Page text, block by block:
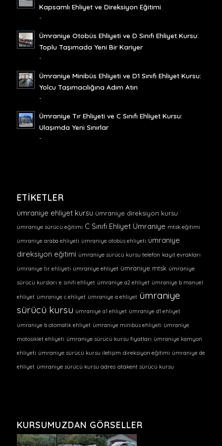
Kapsamlı Ehliyet ve Direksiyon Eğitimi
-
Ümraniye Otobüs Ehliyeti ve D Sınıfı Ehliyet Kursu:
Toplu Taşımada Yeni Bir Kariyer
-
Ümraniye Minibüs Ehliyeti ve D1 Sınıfı Ehliyet Kursu:
Yolcu Taşımacılığına Adım Atın
-
Ümraniye Tır Ehliyeti ve C Sınıfı Ehliyet Kursu:
Ulaşımda Yeni Sınırlar
-
ETIKETLER
ümraniye ehliyet kursu ümraniye direksiyon kursu
ümraniye sürücü eğitimi C Sınıfı Ehliyet Ümraniye mtsk eğitimi
ümraniye araba ehliyeti ümraniye otobüs ehliyeti ümraniye
direksiyon eğitimi ümraniye sürücü kursu telefon kayıt evrakları
ümraniye tır ehliyeti ümraniye ehliyet ümraniye mtsk ümraniye
sürücü kursları e sınıfı ehliyet ümraniye a2 ehliyet ümraniye b manuel
ehliyet ümraniye c ehliyet ümraniye a ehliyet ümraniye
sürücü kursu ümraniye a1 ehliyet ümraniye d1 ehliyet
ümraniye b otomatik ehliyet ümraniye minibüs ehliyeti ümraniye
motosiklet ehliyeti ümraniye sürücü kursu fiyatları ümraniye kamyon
ehliyeti ümraniye sürücü kursu iletişim direksiyon eğitimi ümraniye de
ehliyet ümraniye sürücü kursu adres atakent sürücü kursu
KURSUMUZDAN GÖRSELLER